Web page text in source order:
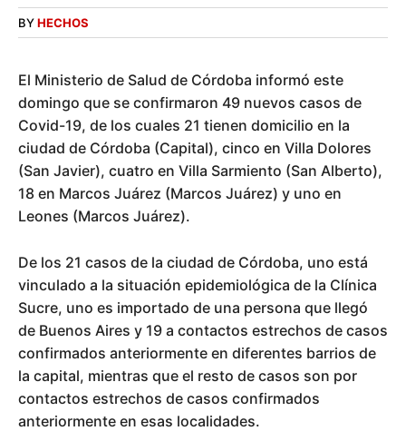
BYHECHOS
El Ministerio de Salud de Córdoba informó este
domingo que se confirmaron 49 nuevos casos de
Covid-19, de los cuales 21 tienen domicilio en la
ciudad de Córdoba (Capital), cinco en Villa Dolores
(San Javier), cuatro en Villa Sarmiento (San Alberto),
18 en Marcos Juárez (Marcos Juárez) y uno en
Leones (Marcos Juárez).
De los 21 casos de la ciudad de Córdoba, uno está
vinculado a la situación epidemiológica de la Clínica
Sucre, uno es importado de una persona que llegó
de Buenos Aires y 19 a contactos estrechos de casos
confirmados anteriormente en diferentes barrios de
la capital, mientras que el resto de casos son por
contactos estrechos de casos confirmados
anteriormente en esas localidades.